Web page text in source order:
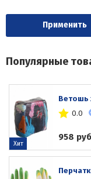
Популярные
Ветошь
0.0
958
Хит